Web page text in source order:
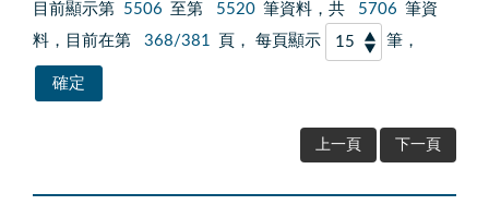
目前顯示第 5506 至第 5520 筆資料，共 5706 筆資
料，目前在第
368/381 頁， 每頁顯示 筆，
上一頁 下一頁